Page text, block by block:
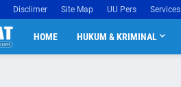
Disclimer Site Map UU Pers Services
HOME HUKUM & KRIMINAL